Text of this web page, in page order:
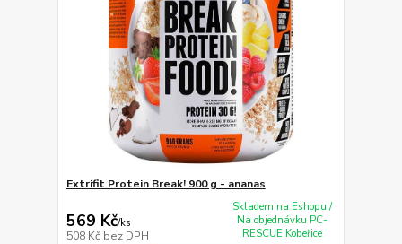
Extrifit Protein Break! 900 g - ananas
569 Kč/ks
508 Kč bez DPH
Skladem na Eshopu /
Na objednávku PC-
RESCUE Kobeřice